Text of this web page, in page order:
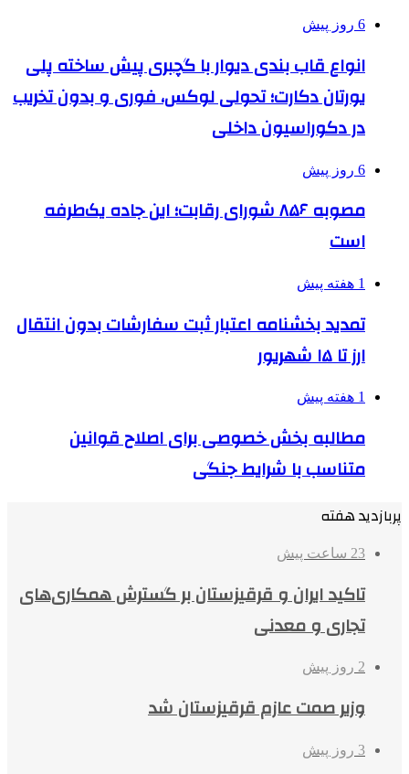
6 روز پیش
انواع قاب بندی دیوار با گچبری پیش ساخته پلی
یورتان دکارت؛ تحولی لوکس، فوری و بدون تخریب
در دکوراسیون داخلی
6 روز پیش
مصوبه ۸۵۶ شورای رقابت؛ این جاده یک‌طرفه
است
1 هفته پیش
تمدید بخشنامه اعتبار ثبت سفارشات بدون انتقال
ارز تا ۱۵ شهریور
1 هفته پیش
مطالبه بخش خصوصی برای اصلاح قوانین
متناسب با شرایط جنگی
پربازدید هفته
23 ساعت پیش
تاکید ایران و قرقیزستان بر گسترش همکاری‌های
تجاری و معدنی
2 روز پیش
وزیر صمت عازم قرقیزستان شد
3 روز پیش